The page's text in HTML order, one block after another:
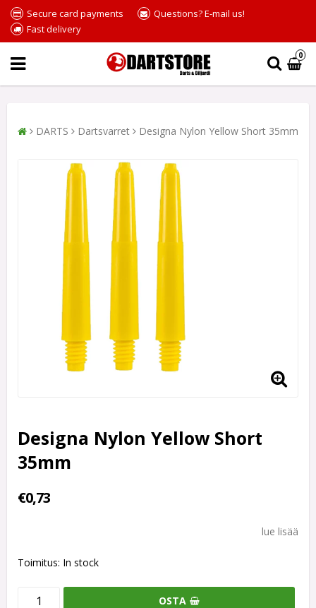
Secure card payments
Questions? E-mail us!
Fast delivery
0
DARTS Dartsvarret Designa Nylon Yellow Short 35mm
Designa Nylon Yellow Short
35mm
€0,73
lue lisää
Toimitus: In stock
OSTA